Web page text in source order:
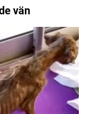
vän